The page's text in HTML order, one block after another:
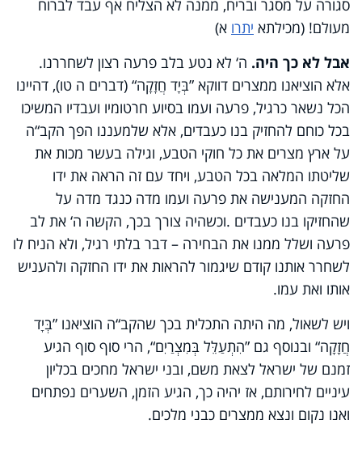
סגורה על מסגר ובריח, ממנה לא הצליח אף עבד לברוח
מעולם! (מכילתא יתרו א)
אבל לא כך היה. ה‘ לא נטע בלב פרעה רצון לשחררנו.
אלא הוציאנו ממצרים דווקא ”בְּיָד חֲזָקָה“ (דברים ה טו), דהיינו
הכל נשאר כרגיל, פרעה ועמו בסיוע חרטומיו ועבדיו המשיכו
בכל כוחם להחזיק בנו כעבדים, אלא שלמעננו הפך הקב“ה
על ארץ מצרים את כל חוקי הטבע, וגילה בעשר מכות את
שליטתו המלאה בכל הטבע, ויחד עם זה הראה את ידו
החזקה המענישה את פרעה ועמו מדה כנגד מדה על
שהחזיקו בנו כעבדים .וכשהיה צורך בכך, הקשה ה‘ את לב
פרעה ושלל ממנו את הבחירה – דבר בלתי רגיל, ולא הניח לו
לשחרר אותנו קודם שיגמור להראות את ידו החזקה ולהעניש
אותו ואת עמו.
ויש לשאול, מה היתה התכלית בכך שהקב“ה הוציאנו ”בְּיָד
חֲזָקָה“ ובנוסף גם ”הִתְעַלֵּל בְּמִצְרַיִם“, הרי סוף סוף הגיע
זמנם של ישראל לצאת משם, ובני ישראל מחכים בכליון
עיניים לחירותם, אז יהיה כך, הגיע הזמן, השערים נפתחים
ואנו נקום ונצא ממצרים כבני מלכים.